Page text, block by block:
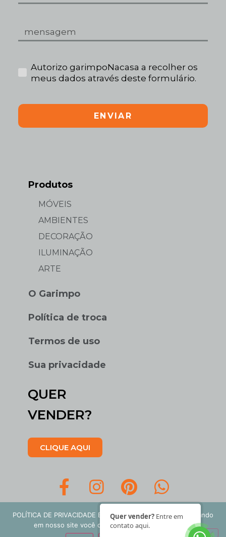
Autorizo garimpoNacasa a recolher os
meus dados através deste formulário.
ENVIAR
Produtos
MÓVEIS
AMBIENTES
DECORAÇÃO
ILUMINAÇÃO
ARTE
O Garimpo
Política de troca
Termos de uso
Sua privacidade
QUER
VENDER?
CLIQUE AQUI
POLÍTICA DE PRIVACIDADE E COOKIES: Ao continuar navegando
em nosso site você concorda com nossos termos.
Quer vender? Entre em
contato aqui.